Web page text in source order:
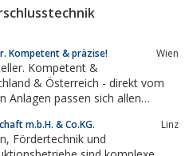
Kompetent & präzise! Wien
Kompetent &
& Österreich - direkt vom
Anlagen passen sich allen
m.b.H. & Co.KG. Linz